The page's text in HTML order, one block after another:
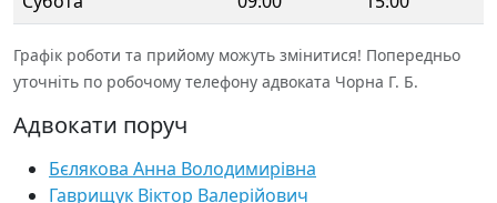
Графік роботи та прийому можуть змінитися! Попередньо
уточніть по робочому телефону адвоката Чорна Г. Б.
Адвокати поруч
Бєлякова Анна Володимирівна
Гаврищук Віктор Валерійович